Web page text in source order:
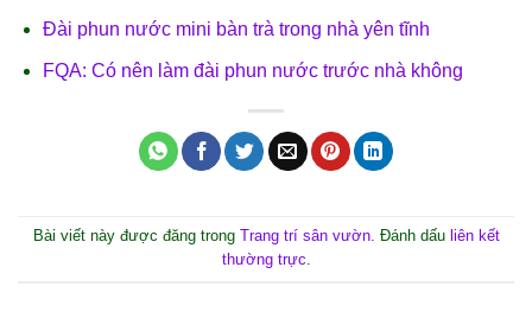
Đài phun nước mini bàn trà trong nhà yên tĩnh
FQA: Có nên làm đài phun nước trước nhà không
Bài viết này được đăng trong Trang trí sân vườn. Đánh dấu liên kết
thường trực